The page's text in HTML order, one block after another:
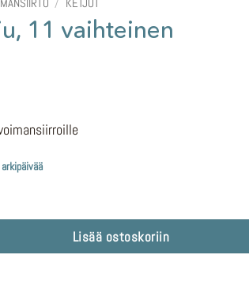
11 vaihteinen
Lisää ostoskoriin